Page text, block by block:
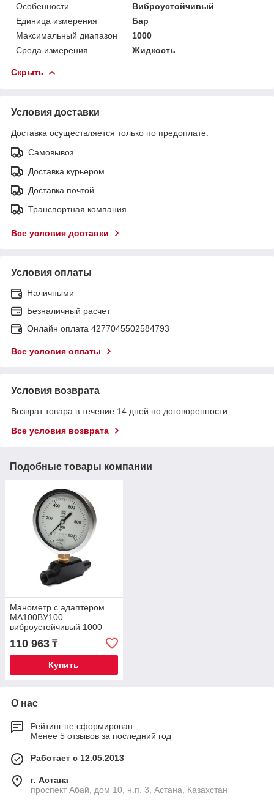
Особенности
Виброустойчивый
Единица измерения
Бар
Максимальный диапазон
1000
Среда измерения
Жидкость
Скрыть
Условия доставки
Доставка осуществляется только по предоплате.
Самовывоз
Доставка курьером
Доставка почтой
Транспортная компания
Все условия доставки
Условия оплаты
Наличными
Безналичный расчет
Онлайн оплата 4277045502584793
Все условия оплаты
Условия возврата
Возврат товара в течение 14 дней по договоренности
Все условия возврата
Подобные товары компании
Манометр с адаптером
МА100ВУ100
виброустойчивый 1000
110 963 ₸
Купить
О нас
Рейтинг не сформирован
Менее 5 отзывов за последний год
Работает с 12.05.2013
г. Астана
проспект Абай, дом 10, н.п. 3, Астана, Казахстан